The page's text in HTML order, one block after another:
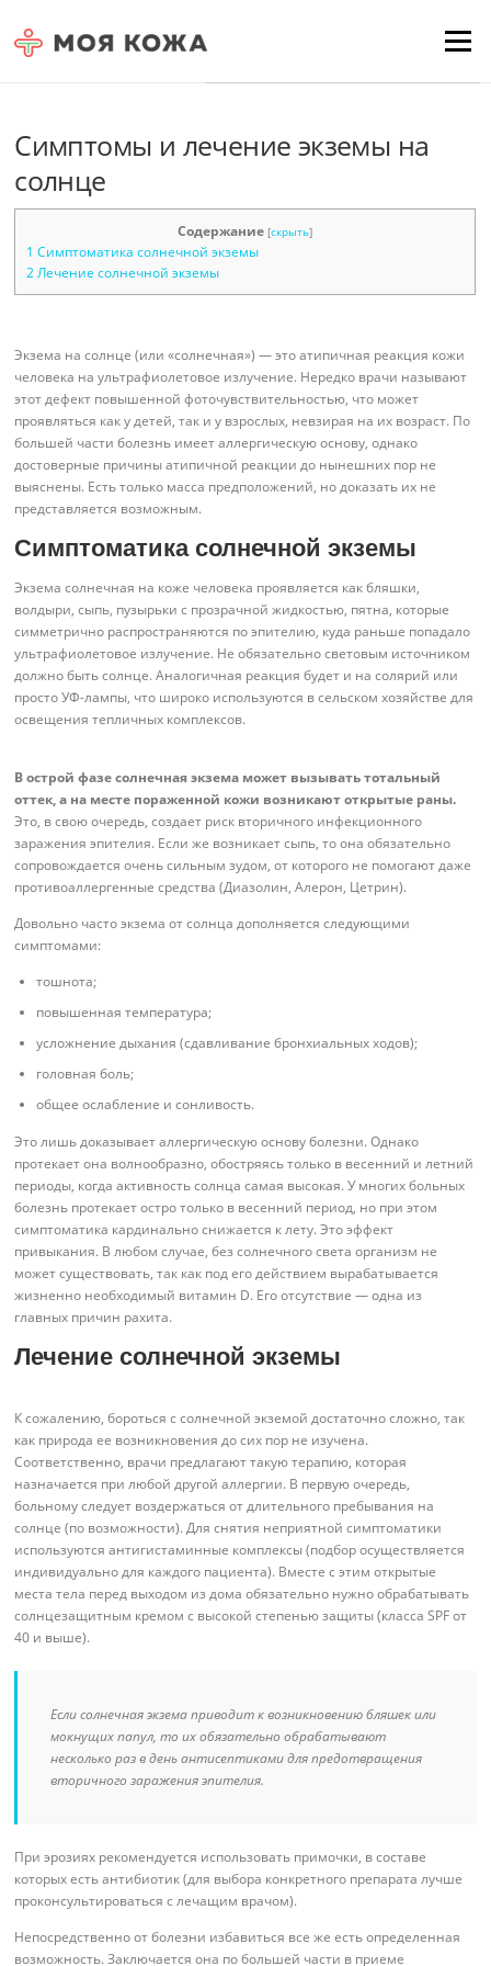
Menu
Симптомы и лечение экземы на
солнце
Содержание [скрыть]
1 Симптоматика солнечной экземы
2 Лечение солнечной экземы
Экзема на солнце (или «солнечная») — это атипичная реакция кожи
человека на ультрафиолетовое излучение. Нередко врачи называют
этот дефект повышенной фоточувствительностью, что может
проявляться как у детей, так и у взрослых, невзирая на их возраст. По
большей части болезнь имеет аллергическую основу, однако
достоверные причины атипичной реакции до нынешних пор не
выяснены. Есть только масса предположений, но доказать их не
представляется возможным.
Симптоматика солнечной экземы
Экзема солнечная на коже человека проявляется как бляшки,
волдыри, сыпь, пузырьки с прозрачной жидкостью, пятна, которые
симметрично распространяются по эпителию, куда раньше попадало
ультрафиолетовое излучение. Не обязательно световым источником
должно быть солнце. Аналогичная реакция будет и на солярий или
просто УФ-лампы, что широко используются в сельском хозяйстве для
освещения тепличных комплексов.
В острой фазе солнечная экзема может вызывать тотальный
оттек, а на месте пораженной кожи возникают открытые раны.
Это, в свою очередь, создает риск вторичного инфекционного
заражения эпителия. Если же возникает сыпь, то она обязательно
сопровождается очень сильным зудом, от которого не помогают даже
противоаллергенные средства (Диазолин, Алерон, Цетрин).
Довольно часто экзема от солнца дополняется следующими
симптомами:
тошнота;
повышенная температура;
усложнение дыхания (сдавливание бронхиальных ходов);
головная боль;
общее ослабление и сонливость.
Это лишь доказывает аллергическую основу болезни. Однако
протекает она волнообразно, обостряясь только в весенний и летний
периоды, когда активность солнца самая высокая. У многих больных
болезнь протекает остро только в весенний период, но при этом
симптоматика кардинально снижается к лету. Это эффект
привыкания. В любом случае, без солнечного света организм не
может существовать, так как под его действием вырабатывается
жизненно необходимый витамин D. Его отсутствие — одна из
главных причин рахита.
Лечение солнечной экземы
К сожалению, бороться с солнечной экземой достаточно сложно, так
как природа ее возникновения до сих пор не изучена.
Соответственно, врачи предлагают такую терапию, которая
назначается при любой другой аллергии. В первую очередь,
больному следует воздержаться от длительного пребывания на
солнце (по возможности). Для снятия неприятной симптоматики
используются антигистаминные комплексы (подбор осуществляется
индивидуально для каждого пациента). Вместе с этим открытые
места тела перед выходом из дома обязательно нужно обрабатывать
солнцезащитным кремом с высокой степенью защиты (класса SPF от
40 и выше).
Если солнечная экзема приводит к возникновению бляшек или
мокнущих папул, то их обязательно обрабатывают
несколько раз в день антисептиками для предотвращения
вторичного заражения эпителия.
При эрозиях рекомендуется использовать примочки, в составе
которых есть антибиотик (для выбора конкретного препарата лучше
проконсультироваться с лечащим врачом).
Непосредственно от болезни избавиться все же есть определенная
возможность. Заключается она по большей части в приеме
Для любых предложений по